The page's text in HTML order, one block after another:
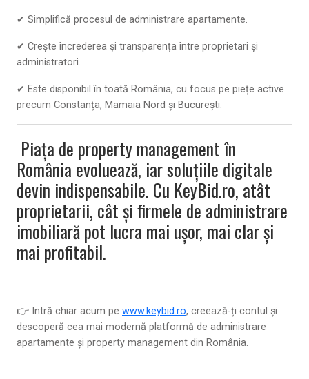
✔ Simplifică procesul de administrare apartamente.
✔ Crește încrederea și transparența între proprietari și
administratori.
✔ Este disponibil în toată România, cu focus pe piețe active
precum Constanța, Mamaia Nord și București.
Piața de property management în
România evoluează, iar soluțiile digitale
devin indispensabile. Cu KeyBid.ro, atât
proprietarii, cât și firmele de administrare
imobiliară pot lucra mai ușor, mai clar și
mai profitabil.
👉 Intră chiar acum pe www.keybid.ro, creează-ți contul și
descoperă cea mai modernă platformă de administrare
apartamente și property management din România.